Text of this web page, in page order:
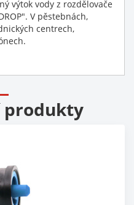
výtok vody z rozdělovače
V pěstebnách,
centrech,
produkty